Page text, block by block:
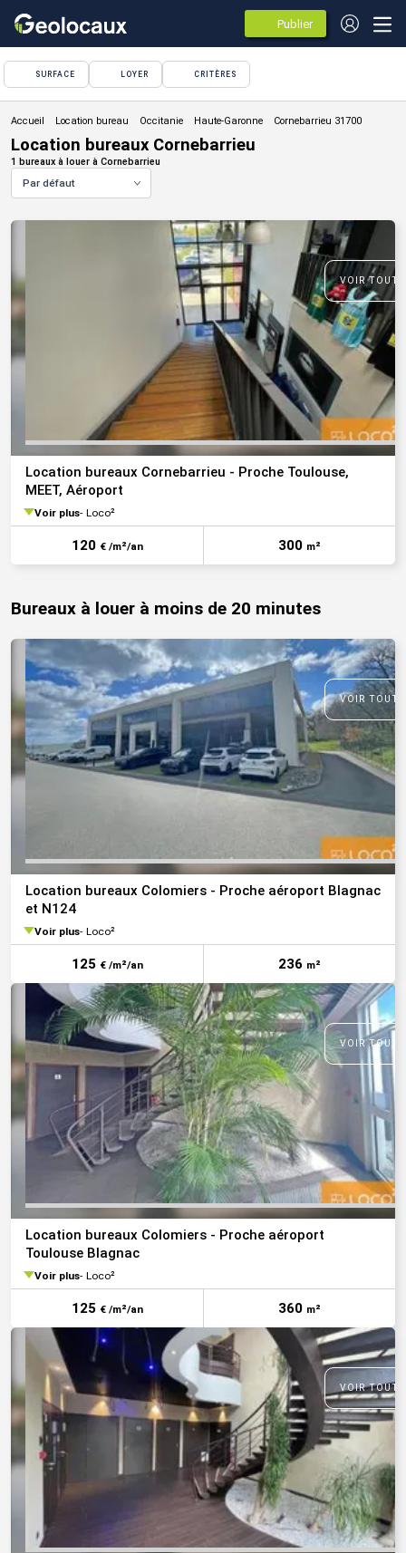
Publier
des
annonces
SURFACE LOYER CRITÈRES
Location bureau
Location bureaux Cornebarrieu
1 bureaux à louer à Cornebarrieu
Par défaut
VOIR
Location bureaux Cornebarrieu - Proche Toulouse,
MEET, Aéroport
Voir plus Loco²
120 € /m²/an 300 m²
Bureaux à louer à moins de 20 minutes
VOIR
Location bureaux Colomiers - Proche aéroport Blagnac
et N124
Voir plus Loco²
125 € /m²/an 236 m²
VOIR
Location bureaux Colomiers - Proche aéroport
Toulouse Blagnac
Voir plus Loco²
125 € /m²/an 360 m²
VOIR